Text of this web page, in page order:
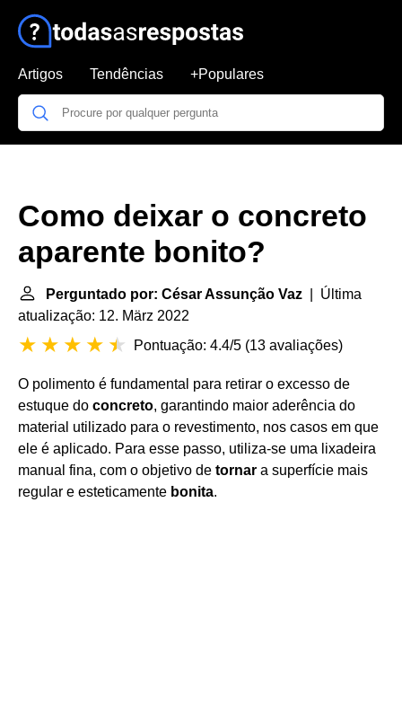
Artigos Tendências +Populares
Como deixar o concreto
aparente bonito?
Perguntado por: César Assunção Vaz | Última
atualização: 12. März 2022
Pontuação: 4.4/5 (13 avaliações)
O polimento é fundamental para retirar o excesso de
estuque do concreto, garantindo maior aderência do
material utilizado para o revestimento, nos casos em que
ele é aplicado. Para esse passo, utiliza-se uma lixadeira
manual fina, com o objetivo de tornar a superfície mais
regular e esteticamente bonita.